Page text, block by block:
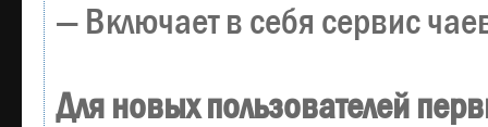
— Включает в себя сервис
Для новых пользователей